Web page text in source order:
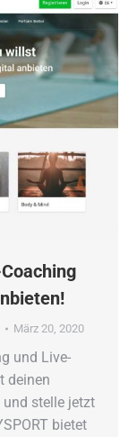
März 20, 2020
und Live-
deinen
stelle jetzt
bietet